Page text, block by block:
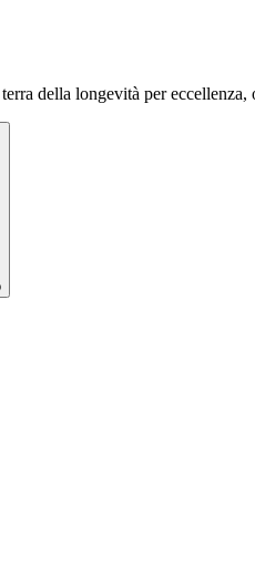
della longevità per